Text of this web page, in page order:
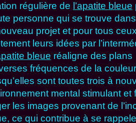
régulière de l’apatite bleue
personne qui se trouve
projet et pour tous
leurs idées par
bleue réaligne des plans
fréquences de la
sont toutes trois à
mental stimulant et
les images provenant de
ce qui contribue à se